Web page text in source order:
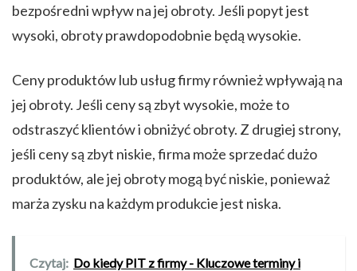
bezpośredni wpływ na jej obroty. Jeśli popyt jest
wysoki, obroty prawdopodobnie będą wysokie.
Ceny produktów lub usług firmy również wpływają na
jej obroty. Jeśli ceny są zbyt wysokie, może to
odstraszyć klientów i obniżyć obroty. Z drugiej strony,
jeśli ceny są zbyt niskie, firma może sprzedać dużo
produktów, ale jej obroty mogą być niskie, ponieważ
marża zysku na każdym produkcie jest niska.
Czytaj: Do kiedy PIT z firmy - Kluczowe terminy i